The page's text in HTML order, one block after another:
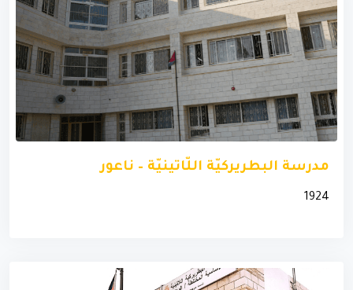
مدرسة البطريركيّة اللّاتينيّة – ناعور
1924